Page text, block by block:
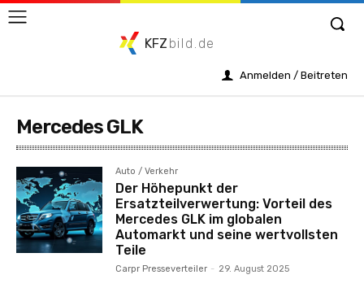
KFZ bild.de
Anmelden / Beitreten
Mercedes GLK
Auto / Verkehr
Der Höhepunkt der
Ersatzteilverwertung: Vorteil des
Mercedes GLK im globalen
Automarkt und seine wertvollsten
Teile
Carpr Presseverteiler - 29. August 2025